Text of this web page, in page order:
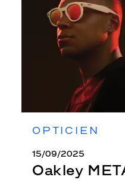
OPTICIEN
15/09/2025
Oakley